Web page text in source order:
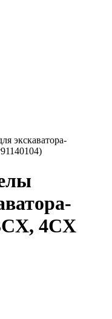
экскаватора-
4CX